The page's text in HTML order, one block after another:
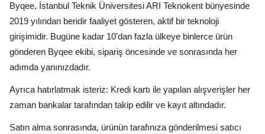
Byqee, İstanbul Teknik Üniversitesi ARI Teknokent bünyesinde
2019 yılından beridir faaliyet gösteren, aktif bir teknoloji
girişimidir. Bugüne kadar 10'dan fazla ülkeye binlerce ürün
gönderen Byqee ekibi, sipariş öncesinde ve sonrasında her
adımda yanınızdadır.
Ayrıca hatırlatmak isteriz: Kredi kartı ile yapılan alışverişler her
zaman bankalar tarafından takip edilir ve kayıt altındadır.
Satın alma sonrasında, ürünün tarafınıza gönderilmesi satıcı